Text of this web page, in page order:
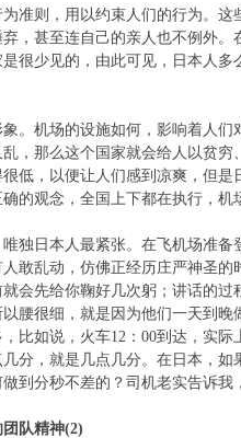
准则，用以约束人们的行为。
，甚至连自己的亲人也不例外
很少见的，由此可见，日本人多
。机场的设施如何，影响着人
，那么这个国家就会给人以贫
低，以便让人们感到凉爽，但
的观念，全国上下都在执行，
独日本人最紧张。在飞机场准备
敢乱动，仿佛正经历庄严神圣的
会先给你鞠好几次躬；讲话的
腰很细，就是因为他们一天到晚
比如说，火车12：00到达，实
分，就是几点几分。在日本，
到分秒不差的？司机老实告诉我
队精神(2)